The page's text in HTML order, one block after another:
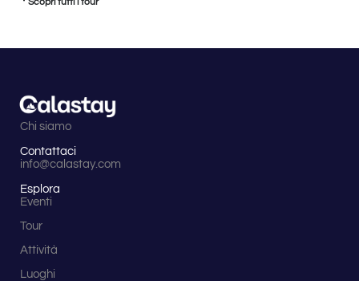
Chi siamo
Contattaci
info@calastay.com
Esplora
Eventi
Tour
Attività
Luoghi